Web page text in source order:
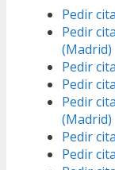
Pedir
Pedir
(Madrid)
Pedir
Pedir
Pedir
(Madrid)
Pedir
Pedir